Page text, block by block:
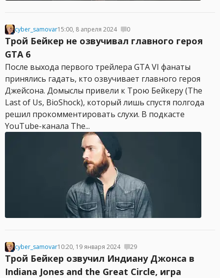
cyber_samovar15:00, 8 апреля 2024 0
Трой Бейкер не озвучивал главного героя
GTA 6
После выхода первого трейлера GTA VI фанаты
принялись гадать, кто озвучивает главного героя
Джейсона. Домыслы привели к Трою Бейкеру (The
Last of Us, BioShock), который лишь спустя полгода
решил прокомментировать слухи. В подкасте
YouTube-канала The...
cyber_samovar10:20, 19 января 2024 29
Трой Бейкер озвучил Индиану Джонса в
Indiana Jones and the Great Circle, игра